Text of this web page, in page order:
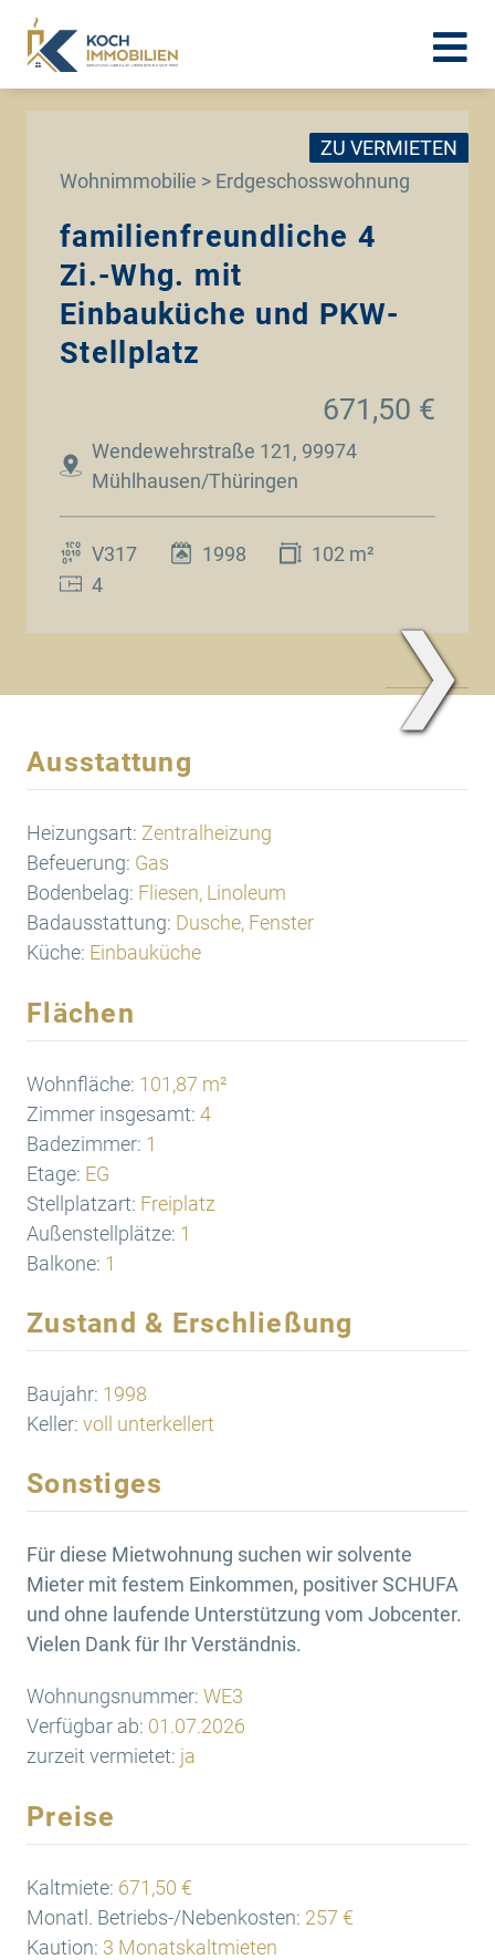
Wohnimmobilie > Erdgeschosswohnung
ZU VERMIETEN
familienfreundliche 4
Zi.-Whg. mit
Einbauküche und PKW-
Stellplatz
Wendewehrstraße 121, 99974
Mühlhausen/Thüringen
671,50 €
V317 1998
102 m²
4
❯
Ausstattung
Heizungsart: Zentralheizung
Befeuerung: Gas
Bodenbelag: Fliesen, Linoleum
Badausstattung: Dusche, Fenster
Küche: Einbauküche
Flächen
Wohnfläche: 101,87 m²
Zimmer insgesamt: 4
Badezimmer: 1
Etage: EG
Stellplatzart: Freiplatz
Außenstellplätze: 1
Balkone: 1
Zustand & Erschließung
Baujahr: 1998
Keller: voll unterkellert
Sonstiges
Für diese Mietwohnung suchen wir solvente
Mieter mit festem Einkommen, positiver SCHUFA
und ohne laufende Unterstützung vom Jobcenter.
Vielen Dank für Ihr Verständnis.
Wohnungsnummer: WE3
Verfügbar ab: 01.07.2026
zurzeit vermietet: ja
Preise
Kaltmiete: 671,50 €
Monatl. Betriebs-/Nebenkosten: 257 €
Kaution: 3 Monatskaltmieten